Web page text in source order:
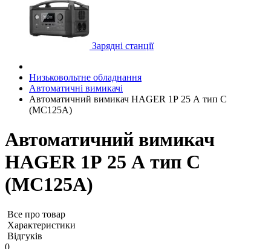
Зарядні станції
Низьковольтне обладнання
Автоматичні вимикачі
Автоматичний вимикач HAGER 1Р 25 А тип С
(MC125A)
Автоматичний вимикач
HAGER 1Р 25 А тип С
(MC125A)
Все про товар
Характеристики
Відгуків
0